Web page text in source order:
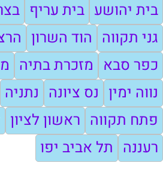
בית יהושע בית עריף
גני תקווה הוד השרון
כפר סבא מזכרת בתיה
נווה ימין נס ציונה נתניה
פתח תקווה ראשון לציון
רעננה תל אביב יפו